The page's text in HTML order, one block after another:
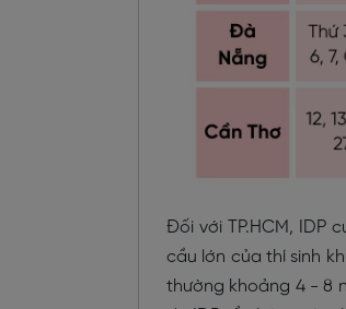
Đối với TP.HCM, IDP
cầu lớn của thí sinh
thường khoảng 4 - 8